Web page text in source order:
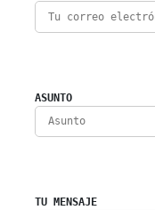
ASUNTO
TU MENSAJE